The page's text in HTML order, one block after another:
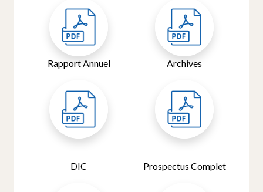
Rapport Annuel Archives
DIC Prospectus Complet